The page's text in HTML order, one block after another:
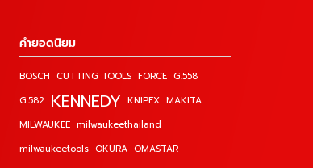
คำยอดนิยม
BOSCH CUTTING TOOLS FORCE G.558
G.582 KENNEDY KNIPEX MAKITA
MILWAUKEE milwaukeethailand
milwaukeetools OKURA OMASTAR